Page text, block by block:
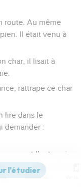
route. Au même
Il était venu à
char, il lisait à
rattrape ce char
lire dans le
demander :
l’autre, si
? Il fit signe à
à côté de